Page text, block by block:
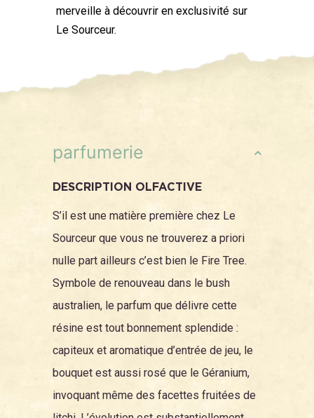
merveille à découvrir en exclusivité sur
Le Sourceur.
parfumerie
DESCRIPTION OLFACTIVE
S’il est une matière première chez Le
Sourceur que vous ne trouverez a priori
nulle part ailleurs c’est bien le Fire Tree.
Symbole de renouveau dans le bush
australien, le parfum que délivre cette
résine est tout bonnement splendide :
capiteux et aromatique d’entrée de jeu, le
bouquet est aussi rosé que le Géranium,
invoquant même des facettes fruitées de